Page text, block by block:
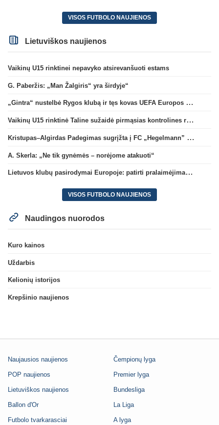
VISOS FUTBOLO NAUJIENOS
Lietuviškos naujienos
Vaikinų U15 rinktinei nepavyko atsirevanšuoti estams
G. Paberžis: „Man Žalgiris“ yra širdyje“
„Gintra“ nustelbė Rygos klubą ir tęs kovas UEFA Europos taurės atrankoje
Vaikinų U15 rinktinė Taline sužaidė pirmąsias kontrolines rungtynes
Kristupas–Algirdas Padegimas sugrįžta į FC „Hegelmann” B sudėtį
A. Skerla: „Ne tik gynėmės – norėjome atakuoti“
Lietuvos klubų pasirodymai Europoje: patirti pralaimėjimai Kroatijos atstovams
VISOS FUTBOLO NAUJIENOS
Naudingos nuorodos
Kuro kainos
Uždarbis
Kelionių istorijos
Krepšinio naujienos
Naujausios naujienos
POP naujienos
Lietuviškos naujienos
Ballon d'Or
Futbolo tvarkarasciai
Čempionų lyga
Premier lyga
Bundesliga
La Liga
A lyga